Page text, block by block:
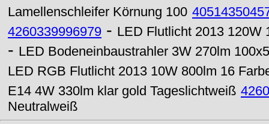
Lamellenschleifer Körnung 100
4260339996979 - LED Flutlicht 2013 120W
- LED Bodeneinbaustrahler 3W 270lm
LED RGB Flutlicht 2013 10W 800lm 16
E14 4W 330lm klar gold Tageslichtweiß
Neutralweiß